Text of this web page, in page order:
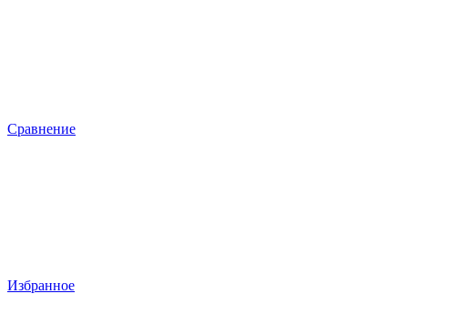
Сравнение
Избранное